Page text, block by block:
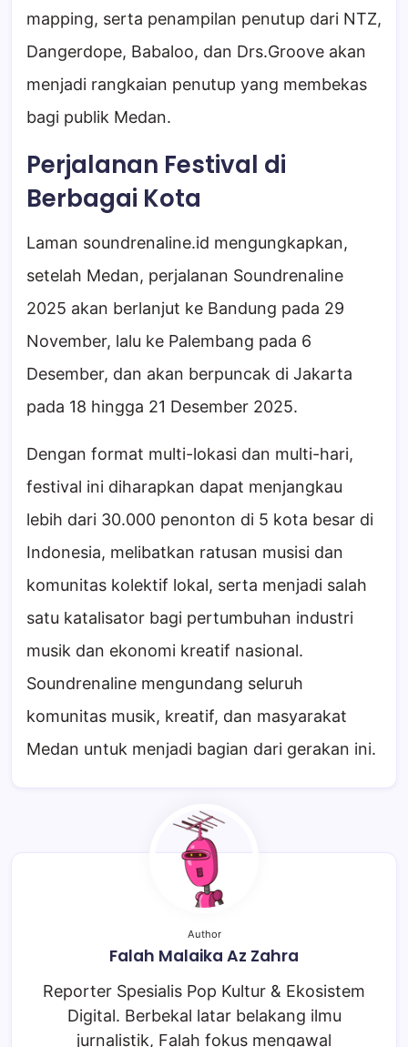
mapping, serta penampilan penutup dari NTZ,
Dangerdope, Babaloo, dan Drs.Groove akan
menjadi rangkaian penutup yang membekas
bagi publik Medan.
Perjalanan Festival di
Berbagai Kota
Laman soundrenaline.id mengungkapkan,
setelah Medan, perjalanan Soundrenaline
2025 akan berlanjut ke Bandung pada 29
November, lalu ke Palembang pada 6
Desember, dan akan berpuncak di Jakarta
pada 18 hingga 21 Desember 2025.
Dengan format multi-lokasi dan multi-hari,
festival ini diharapkan dapat menjangkau
lebih dari 30.000 penonton di 5 kota besar di
Indonesia, melibatkan ratusan musisi dan
komunitas kolektif lokal, serta menjadi salah
satu katalisator bagi pertumbuhan industri
musik dan ekonomi kreatif nasional.
Soundrenaline mengundang seluruh
komunitas musik, kreatif, dan masyarakat
Medan untuk menjadi bagian dari gerakan ini.
Author
Falah Malaika Az Zahra
Reporter Spesialis Pop Kultur & Ekosistem
Digital. Berbekal latar belakang ilmu
jurnalistik, Falah fokus mengawal